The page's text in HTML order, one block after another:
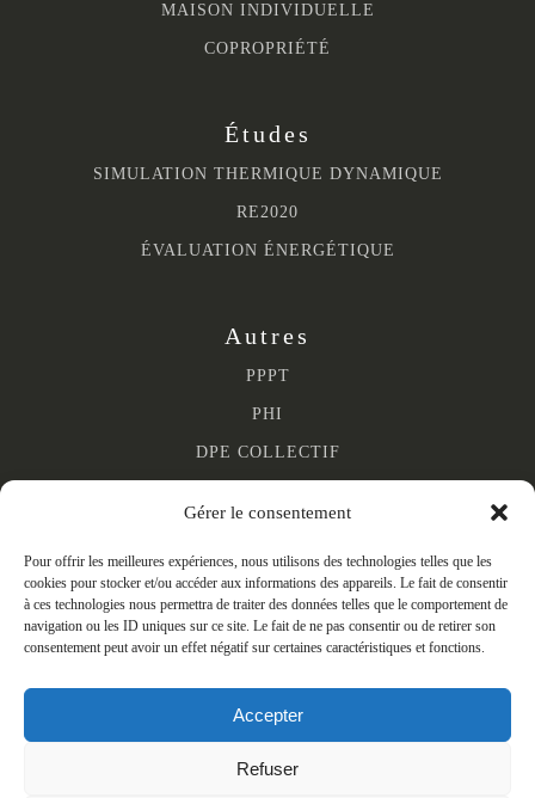
Gérer le consentement
Pour offrir les meilleures expériences, nous utilisons des technologies telles que les
cookies pour stocker et/ou accéder aux informations des appareils. Le fait de consentir
à ces technologies nous permettra de traiter des données telles que le comportement de
navigation ou les ID uniques sur ce site. Le fait de ne pas consentir ou de retirer son
consentement peut avoir un effet négatif sur certaines caractéristiques et fonctions.
Accepter
Refuser
MAISON INDIVIDUELLE
COPROPRIÉTÉ
Études
SIMULATION THERMIQUE DYNAMIQUE
RE2020
ÉVALUATION ÉNERGÉTIQUE
Autres
PPPT
PHI
DPE COLLECTIF
2 impasse de la Cartoucherie 65000 Tarbes
05 62 37 98 99
contact@aucoreno.fr